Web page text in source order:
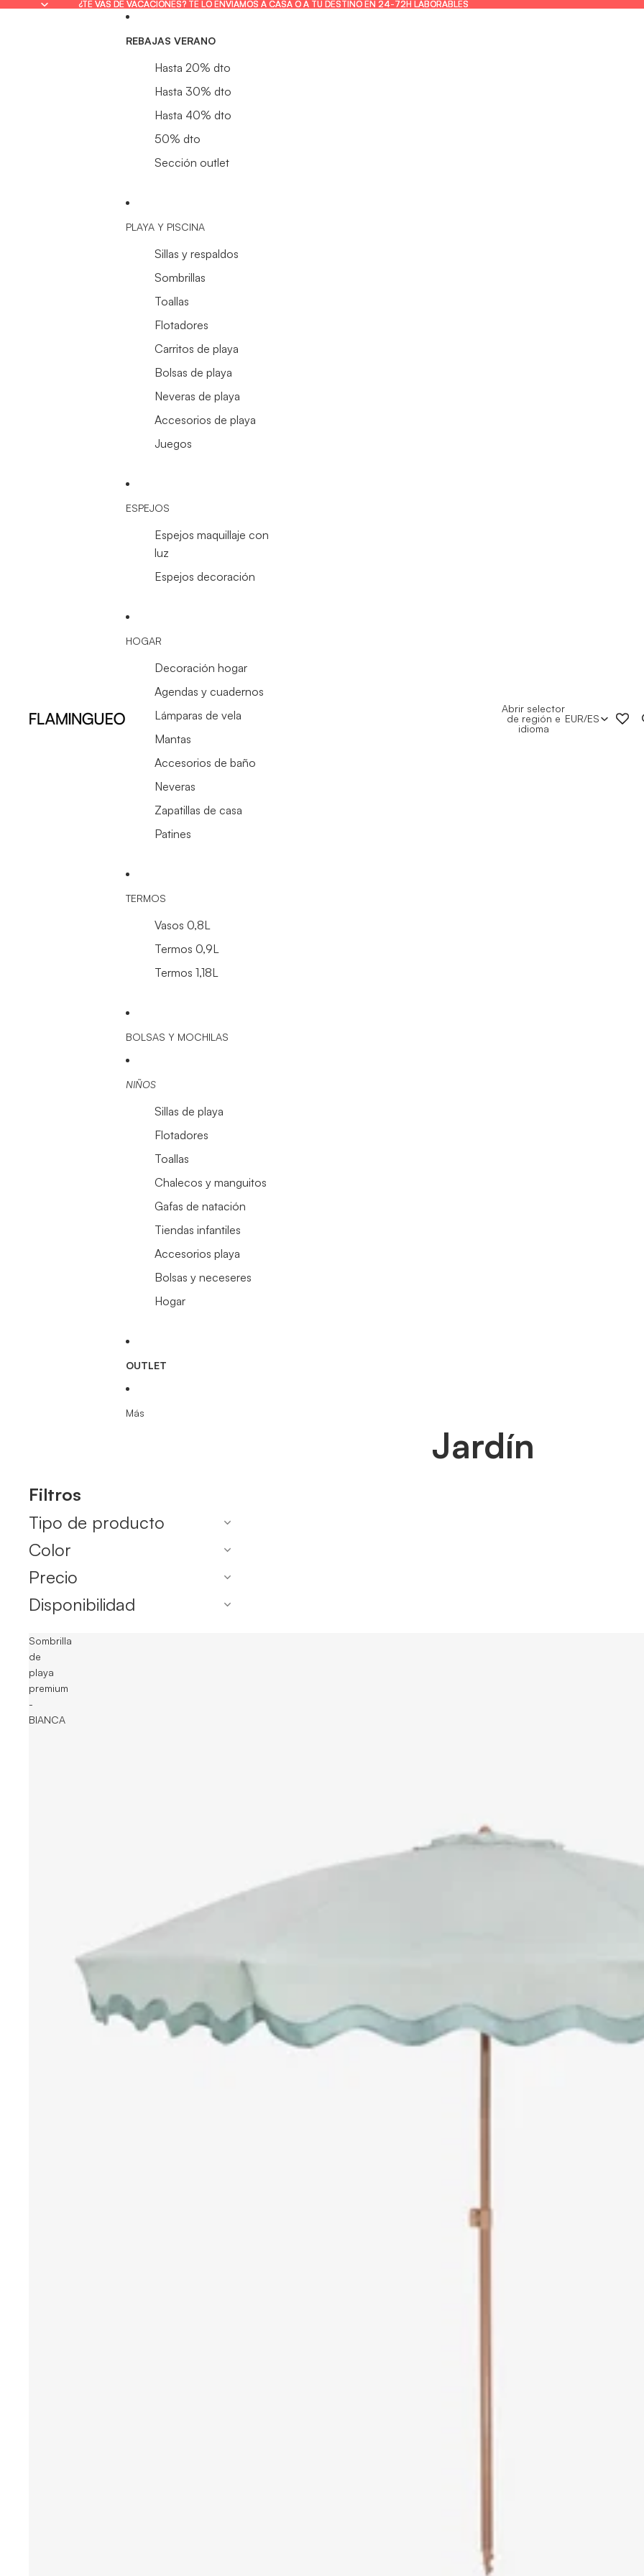
¿TE VAS DE VACACIONES? TE LO ENVIAMOS A CASA O A TU DESTINO EN 24-72H LABORABLES
¿TE VAS DE VACACIONES? TE LO ENVIAMOS A CASA O A TU DESTINO EN 24-72H LABORABLES
REBAJAS VERANO
Hasta 20% dto
Hasta 30% dto
Hasta 40% dto
50% dto
Sección outlet
PLAYA Y PISCINA
Sillas y respaldos
Sombrillas
Toallas
Flotadores
Carritos de playa
Bolsas de playa
Neveras de playa
Accesorios de playa
Juegos
ESPEJOS
Espejos maquillaje con
luz
Espejos decoración
HOGAR
Decoración hogar
Agendas y cuadernos
Lámparas de vela
Mantas
Accesorios de baño
Neveras
Zapatillas de casa
Patines
TERMOS
Vasos 0,8L
Termos 0,9L
Termos 1,18L
BOLSAS Y MOCHILAS
NIÑOS
Sillas de playa
Flotadores
Toallas
Chalecos y manguitos
Gafas de natación
Tiendas infantiles
Accesorios playa
Bolsas y neceseres
Hogar
OUTLET
Más
Abrir selector
de región e
idioma
EUR/ES
Jardín
Filtros
Tipo de producto
Color
Precio
Disponibilidad
Sombrilla
de
playa
premium
-
BIANCA